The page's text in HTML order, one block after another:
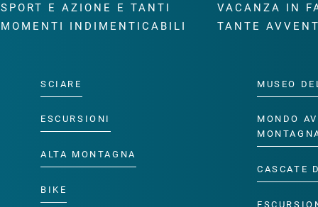
SPORT E AZIONE E TANTI
MOMENTI INDIMENTICABILI
SCIARE
ESCURSIONI
ALTA MONTAGNA
BIKE
VACANZA IN
TANTE
MUSEO
MONDO
CASCATE